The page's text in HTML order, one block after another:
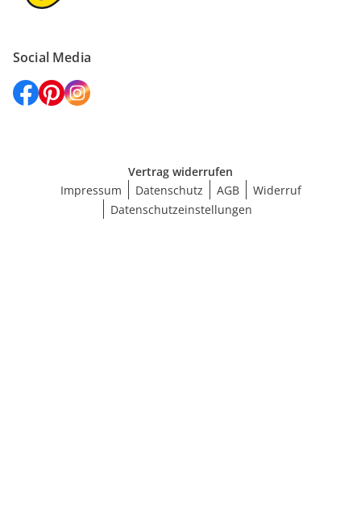
Social Media
Vertrag widerrufen
Impressum
Datenschutz AGB
Widerruf
Datenschutzeinstellungen